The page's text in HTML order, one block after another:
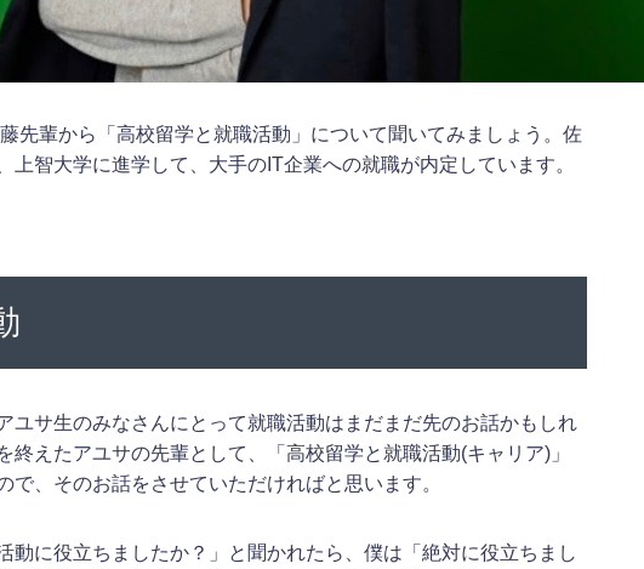
先輩から「高校留学と就職活動」について聞いてみましょう。佐
上智大学に進学して、大手のIT企業への就職が内定しています。
ユサ生のみなさんにとって就職活動はまだまだ先のお話かもしれ
終えたアユサの先輩として、「高校留学と就職活動(キャリア)」
で、そのお話をさせていただければと思います。
動に役立ちましたか？」と聞かれたら、僕は「絶対に役立ちまし